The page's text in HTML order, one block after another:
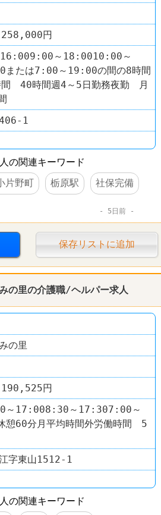
円
～18:0010:00～
たは7:00～19:00の間の8時間
間 40時間週4～5日勤務夜勤 月
1
の関連キーワード
片野町 栃原駅 社保完備
5日前
保存リストに追加
の里の介護職/ヘルパー求人
の里
円
～17:008:30～17:307:00～
60分月平均時間外労働時間 5
字東山1512-1
の関連キーワード